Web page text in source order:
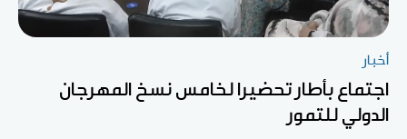
أخبار
اجتماع بأطار تحضيرا لخامس نسخ المهرجان
الدولي للتمور